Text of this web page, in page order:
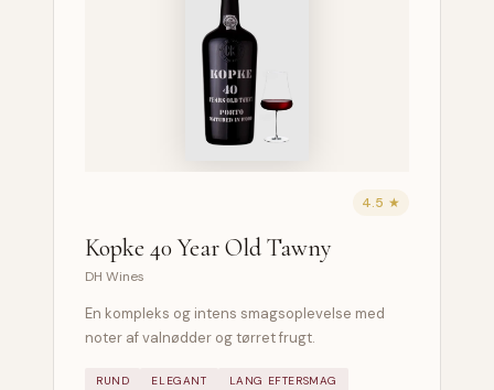
4.5 ★
Kopke 40 Year Old Tawny
DH Wines
En kompleks og intens smagsoplevelse med
noter af valnødder og tørret frugt.
RUND ELEGANT LANG EFTERSMAG